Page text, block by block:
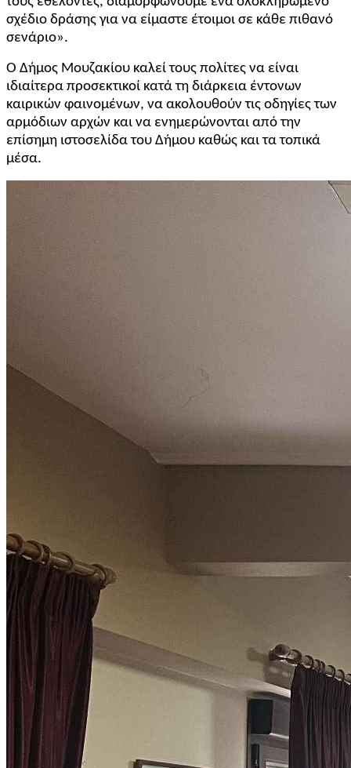
σχέδιο δράσης για να είμαστε έτοιμοι σε κάθε πιθανό
σενάριο».
Ο Δήμος Μουζακίου καλεί τους πολίτες να είναι
ιδιαίτερα προσεκτικοί κατά τη διάρκεια έντονων
καιρικών φαινομένων, να ακολουθούν τις οδηγίες των
αρμόδιων αρχών και να ενημερώνονται από την
επίσημη ιστοσελίδα του Δήμου καθώς και τα τοπικά
μέσα.